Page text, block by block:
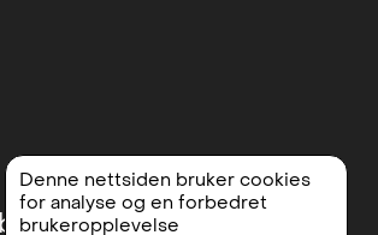
Denne nettsiden bruker cookies
for analyse og en forbedret
brukeropplevelseog vilkår